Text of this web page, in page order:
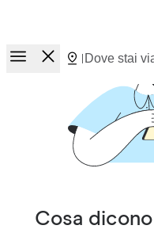
Invita amici.
Cosa